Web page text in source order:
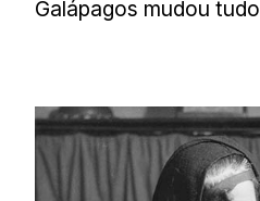
Galápagos mudou tudo